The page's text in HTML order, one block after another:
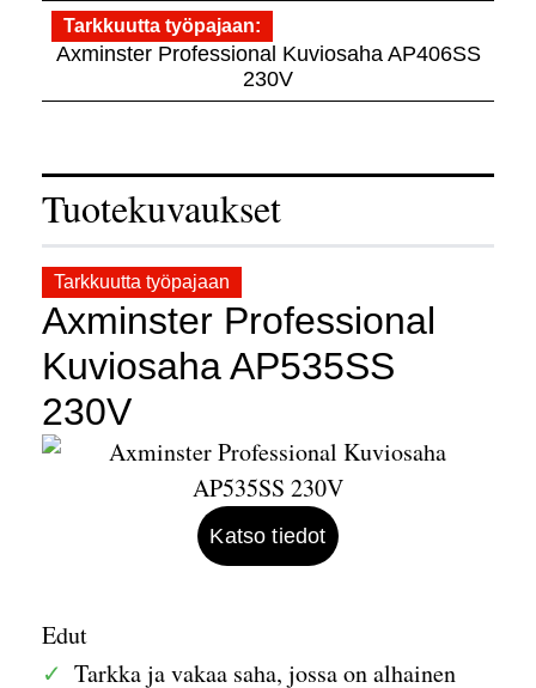
Tarkkuutta työpajaan
Axminster Professional Kuviosaha AP406SS
230V
Tuotekuvaukset
Tarkkuutta työpajaan
Axminster Professional
Kuviosaha AP535SS
230V
Edut
Tarkka ja vakaa saha, jossa on alhainen
Katso tiedot